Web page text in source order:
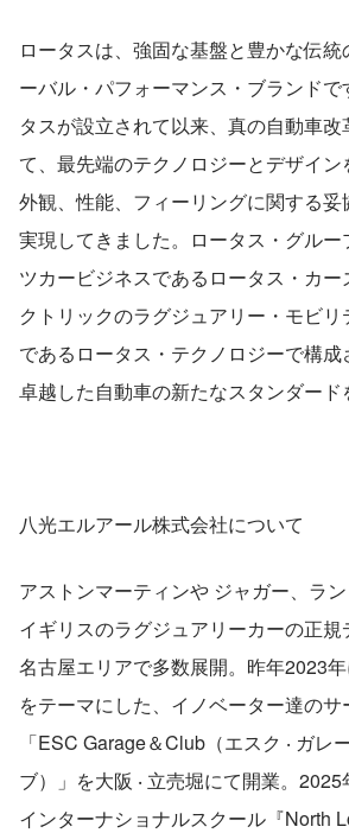
ロータスは、強固な基盤と豊かな伝
ーバル・パフォーマンス・ブランド
タスが設立されて以来、真の自動車
て、最先端のテクノロジーとデザイ
外観、性能、フィーリングに関する
実現してきました。ロータス・グル
ツカービジネスであるロータス・カ
クトリックのラグジュアリー・モビ
であるロータス・テクノロジーで構
卓越した自動車の新たなスタンダード
八光エルアール株式会社について
アストンマーティンや ジャガー、ラン
イギリスのラグジュアリーカーの正
名古屋エリアで多数展開。昨年2023年
をテーマにした、イノベーター達のサ
「ESC Garage＆Club（エスク ‧ ガレ
ブ）」を大阪 ‧ 立売堀にて開業。
インターナショナルスクール『North